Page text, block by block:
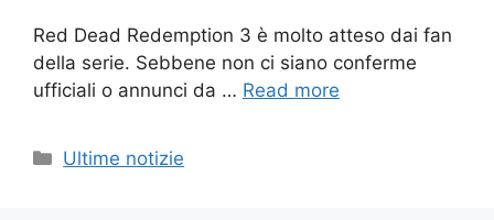
Red Dead Redemption 3 è molto atteso dai fan
della serie. Sebbene non ci siano conferme
ufficiali o annunci da … Read more
Categories
Ultime notizie